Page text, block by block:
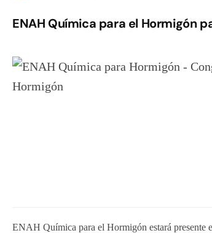
ENAH Química para el Hormigón
ENAH Química para el Hormigón estará presente